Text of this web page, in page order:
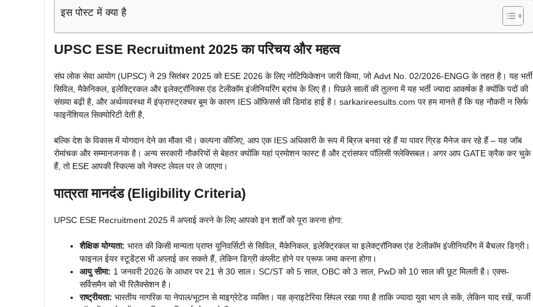
इस पोस्ट में क्या है
UPSC ESE Recruitment 2025 का परिचय और महत्व
संघ लोक सेवा आयोग (UPSC) ने 29 सितंबर 2025 को ESE 2026 के लिए नोटिफिकेशन जारी किया, जो Advt No. 02/2026-ENGG के तहत है। यह भर्ती
सिविल, मैकेनिकल, इलेक्ट्रिकल और इलेक्ट्रॉनिक्स एंड टेलीकॉम इंजीनियरिंग ब्रांच के लिए है। पिछले सालों की तुलना में यह भर्ती ज्यादा आकर्षक है क्योंकि पदों की
संख्या बढ़ी है, और अर्थव्यवस्था में इंफ्रास्ट्रक्चर बूम के कारण IES ऑफिसर्स की डिमांड हाई है। sarkarireesults.com पर हम मानते हैं कि यह नौकरी न सिर्फ
फाइनेंशियल सिक्योरिटी देती है,
बल्कि देश के विकास में योगदान देने का मौका भी। कल्पना कीजिए, आप एक IES अधिकारी के रूप में ब्रिज बनवा रहे हैं या पावर ग्रिड मैनेज कर रहे हैं – यह जॉब
रोमांचक और सम्मानजनक है। अन्य सरकारी नौकरियों से बेहतर क्योंकि यहां प्रमोशन फास्ट है और ट्रांसफर पॉलिसी फ्लेक्सिबल। अगर आप GATE क्रैक कर चुके
हैं, तो ESE आपकी स्किल्स को नेक्स्ट लेवल पर ले जाएगा।
पात्रता मानदंड (Eligibility Criteria)
UPSC ESE Recruitment 2025 में अप्लाई करने के लिए आपको इन शर्तों को पूरा करना होगा:
शैक्षिक योग्यता: भारत की किसी मान्यता प्राप्त यूनिवर्सिटी से सिविल, मैकेनिकल, इलेक्ट्रिकल या इलेक्ट्रॉनिक्स एंड टेलीकॉम इंजीनियरिंग में बैचलर डिग्री।
फाइनल ईयर स्टूडेंट्स भी अप्लाई कर सकते हैं, लेकिन डिग्री कंप्लीट होने पर प्रूफ जमा करना होगा।
आयु सीमा: 1 जनवरी 2026 के आधार पर 21 से 30 साल। SC/ST को 5 साल, OBC को 3 साल, PwD को 10 साल की छूट मिलती है। एक्स-
सर्विसमैन को भी रिलैक्सेशन है।
राष्ट्रीयता: भारतीय नागरिक या नेपाल/भूटान से माइग्रेटेड व्यक्ति। यह क्राइटेरिया सिंपल रखा गया है ताकि ज्यादा युवा भाग ले सकें, लेकिन याद रखें, फर्जी